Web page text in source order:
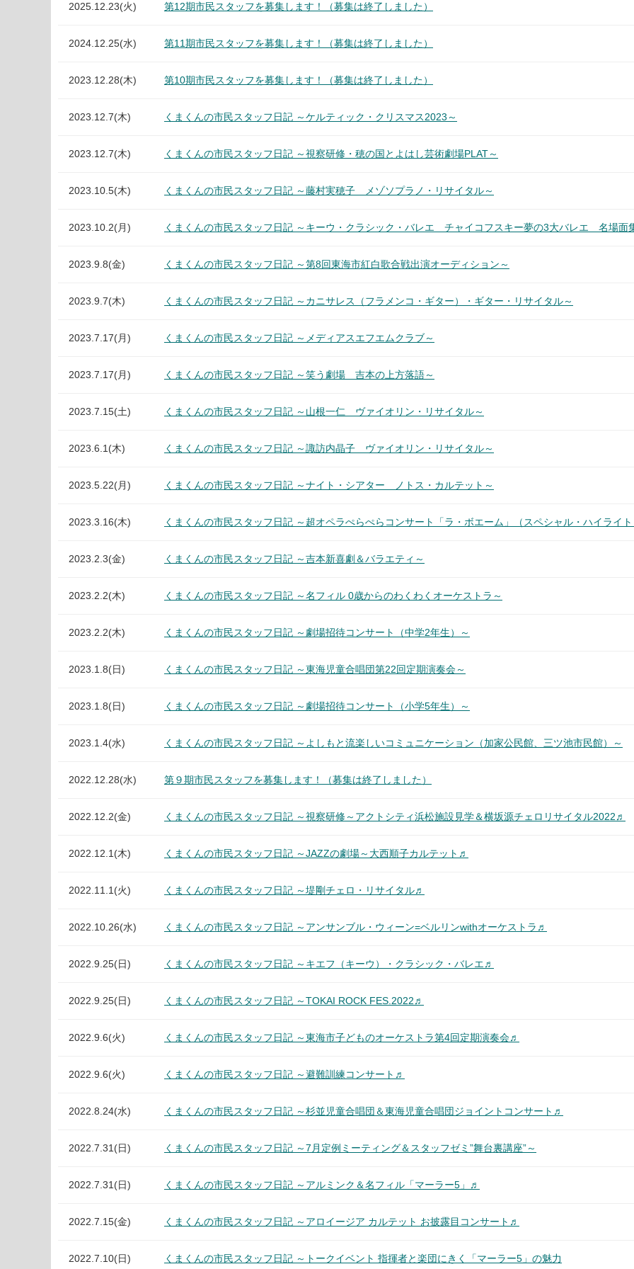
2025.12.23(火) 第12期市民スタッフを募集します！（募集は終了しました）
2024.12.25(水) 第11期市民スタッフを募集します！（募集は終了しました）
2023.12.28(木) 第10期市民スタッフを募集します！（募集は終了しました）
2023.12.7(木) くまくんの市民スタッフ日記 ～ケルティック・クリスマス2023～
2023.12.7(木) くまくんの市民スタッフ日記 ～視察研修・穂の国とよはし芸術劇場PLAT～
2023.10.5(木) くまくんの市民スタッフ日記 ～藤村実穂子 メゾソプラノ・リサイタル～
2023.10.2(月) くまくんの市民スタッフ日記 ～キーウ・クラシック・バレエ チャイコフスキー夢の3大バレエ 名場面
2023.9.8(金) くまくんの市民スタッフ日記 ～第8回東海市紅白歌合戦出演オーディション～
2023.9.7(木) くまくんの市民スタッフ日記 ～カニサレス（フラメンコ・ギター）・ギター・リサイタル～
2023.7.17(月) くまくんの市民スタッフ日記 ～メディアスエフエムクラブ～
2023.7.17(月) くまくんの市民スタッフ日記 ～笑う劇場 吉本の上方落語～
2023.7.15(土) くまくんの市民スタッフ日記 ～山根一仁 ヴァイオリン・リサイタル～
2023.6.1(木) くまくんの市民スタッフ日記 ～諏訪内晶子 ヴァイオリン・リサイタル～
2023.5.22(月) くまくんの市民スタッフ日記 ～ナイト・シアター ノトス・カルテット～
2023.3.16(木) くまくんの市民スタッフ日記 ～超オペラぺらぺらコンサート「ラ・ボエーム」（スペシャル・ハイライ
2023.2.3(金) くまくんの市民スタッフ日記 ～吉本新喜劇＆バラエティ～
2023.2.2(木) くまくんの市民スタッフ日記 ～名フィル 0歳からのわくわくオーケストラ～
2023.2.2(木) くまくんの市民スタッフ日記 ～劇場招待コンサート（中学2年生）～
2023.1.8(日) くまくんの市民スタッフ日記 ～東海児童合唱団第22回定期演奏会～
2023.1.8(日) くまくんの市民スタッフ日記 ～劇場招待コンサート（小学5年生）～
2023.1.4(水) くまくんの市民スタッフ日記 ～よしもと流楽しいコミュニケーション（加家公民館、三ツ池市民館）～
2022.12.28(水) 第９期市民スタッフを募集します！（募集は終了しました）
2022.12.2(金) くまくんの市民スタッフ日記 ～視察研修～アクトシティ浜松施設見学＆横坂源チェロリサイタル2022♬
2022.12.1(木) くまくんの市民スタッフ日記 ～JAZZの劇場～大西順子カルテット♬
2022.11.1(火) くまくんの市民スタッフ日記 ～堤剛チェロ・リサイタル♬
2022.10.26(水) くまくんの市民スタッフ日記 ～アンサンブル・ウィーン=ベルリンwithオーケストラ♬
2022.9.25(日) くまくんの市民スタッフ日記 ～キエフ（キーウ）・クラシック・バレエ♬
2022.9.25(日) くまくんの市民スタッフ日記 ～TOKAI ROCK FES.2022♬
2022.9.6(火) くまくんの市民スタッフ日記 ～東海市子どものオーケストラ第4回定期演奏会♬
2022.9.6(火) くまくんの市民スタッフ日記 ～避難訓練コンサート♬
2022.8.24(水) くまくんの市民スタッフ日記 ～杉並児童合唱団＆東海児童合唱団ジョイントコンサート♬
2022.7.31(日) くまくんの市民スタッフ日記 ～7月定例ミーティング＆スタッフゼミ”舞台裏講座”～
2022.7.31(日) くまくんの市民スタッフ日記 ～アルミンク＆名フィル「マーラー5」♬
2022.7.15(金) くまくんの市民スタッフ日記 ～アロイージア カルテット お披露目コンサート♬
2022.7.10(日) くまくんの市民スタッフ日記 ～トークイベント 指揮者と楽団にきく「マーラー5」の魅力